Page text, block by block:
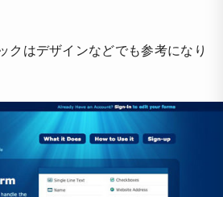
クはデザインなどでも参考になり